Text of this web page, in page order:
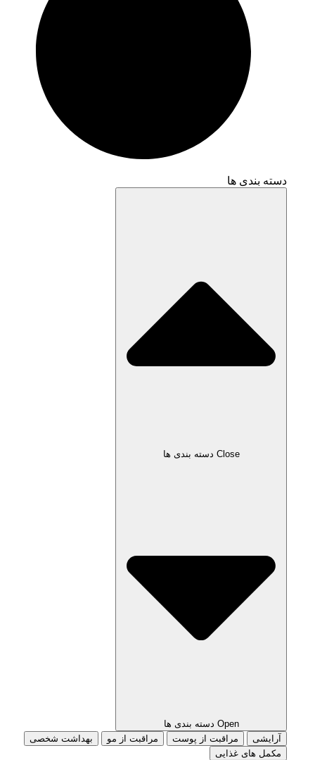
دسته بندی ها
Close دسته بندی ها
Open دسته بندی ها
آرایشی
مراقبت از پوست مراقبت از مو
بهداشت شخصی
مکمل های غذایی